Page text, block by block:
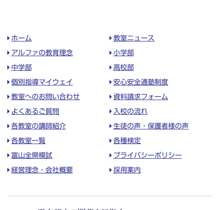
ホーム 教室ニュース
アルファの教育理念 小学部
中学部 高校部
個別指導マイウェイ 安心安全通塾制度
教室へのお問い合わせ 資料請求フォーム
よくあるご質問 入校の流れ
各教室の講師紹介 生徒の声・保護者様の声
各教室一覧 各種検定
富山全県模試 プライバシーポリシー
経営理念・会社概要 採用案内